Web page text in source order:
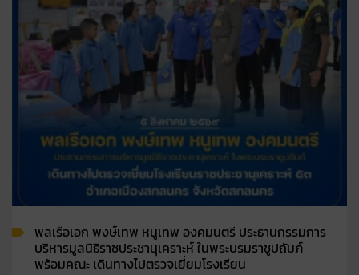
พลเรือเอก พงษ์เทพ หนูเทพ องคมนตรี ประธานกรรมการ
บริหารมูลนิธิราชประชานุเคราะห์ ในพระบรมราชูปถัมภ์
พร้อมคณะ เดินทางไปตรวจเยี่ยมโรงเรียน